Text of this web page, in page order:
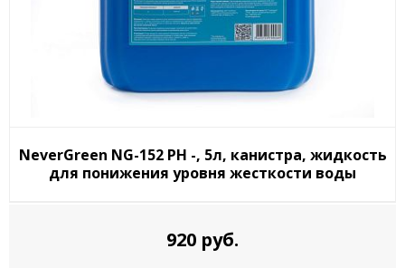
NeverGreen NG-152 PH -, 5л, канистра, жидкость
для понижения уровня жесткости воды
920 руб.